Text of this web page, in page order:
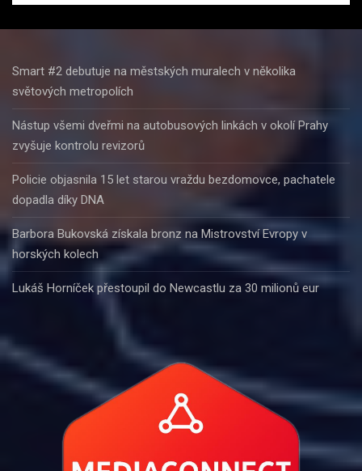
Smart #2 debutuje na městských muralech v několika
světových metropolích
Nástup všemi dveřmi na autobusových linkách v okolí Prahy
zvyšuje kontrolu revizorů
Policie objasnila 15 let starou vraždu bezdomovce, pachatele
dopadla díky DNA
Barbora Bukovská získala bronz na Mistrovství Evropy v
horských kolech
Lukáš Horníček přestoupil do Newcastlu za 30 milionů eur